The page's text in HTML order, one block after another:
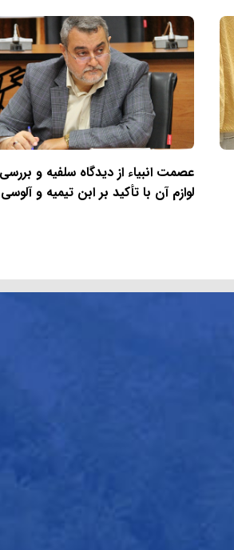
عصمت انبیاء از دیدگاه سلفیه و بررسی
لوازم آن با تأکید بر ابن تیمیه و آلوسی